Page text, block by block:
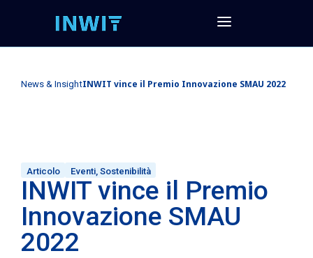
News & InsightINWIT vince il Premio Innovazione SMAU 2022
Articolo Eventi, Sostenibilità
INWIT vince il Premio
Innovazione SMAU
2022